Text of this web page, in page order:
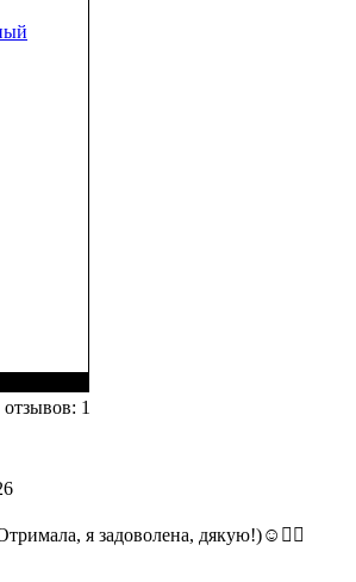
отзывов: 1
я задоволена, дякую!)☺️👍🏻